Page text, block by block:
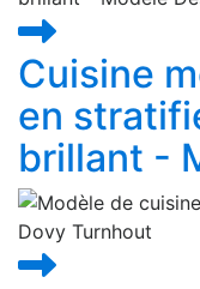
Cuisine
en
brillant -